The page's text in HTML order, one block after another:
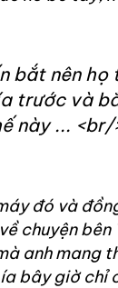
bắt nên
trước và
này ... <br/
đó và
chuyện bên
anh mang
bây giờ